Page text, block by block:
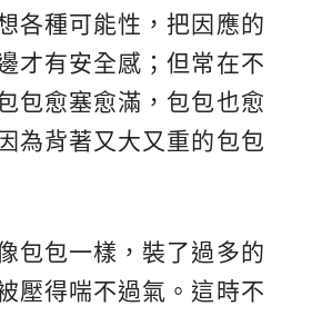
各種可能性，把因應的
才有安全感；但常在不
包愈塞愈滿，包包也愈
為背著又大又重的包包
包包一樣，裝了過多的
壓得喘不過氣。這時不